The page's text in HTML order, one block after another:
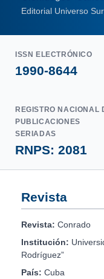
Editorial Universo
ISSN ELECTRÓNICO
1990-8644
REGISTRO NACIONAL
PUBLICACIONES
SERIADAS
RNPS: 2081
Revista
Revista: Conrado
Institución:
Rodríguez”
País: Cuba